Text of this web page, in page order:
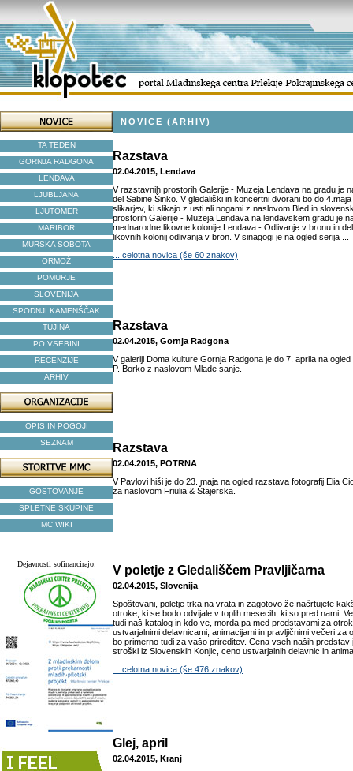
TA TEDEN
GORNJA RADGONA
LENDAVA
LJUBLJANA
LJUTOMER
MARIBOR
MURSKA SOBOTA
ORMOŽ
POMURJE
SLOVENIJA
SPODNJI KAMENŠČAK
TUJINA
PO VSEBINI
RECENZIJE
ARHIV
OPIS IN POGOJI
SEZNAM
GOSTOVANJE
SPLETNE SKUPINE
MC WIKI
Dejavnosti sofinancirajo:
NOVICE (ARHIV)
Razstava
02.04.2015, Lendava
V razstavnih prostorih Galerije - Muzeja Lendava na gradu je
del Sabine Šinko. V gledališki in koncertni dvorani bo do
slikarjev, ki slikajo z usti ali nogami z naslovom Bled in
prostorih Galerije - Muzeja Lendava na lendavskem gradu je
mednarodne likovne kolonije Lendava - Odlivanje v bronu in
likovnih kolonij odlivanja v bron. V sinagogi je na ogled serija ...
... celotna novica (še 60 znakov)
Razstava
02.04.2015, Gornja Radgona
V galeriji Doma kulture Gornja Radgona je do 7. aprila na
P. Borko z naslovom Mlade sanje.
Razstava
02.04.2015, POTRNA
V Pavlovi hiši je do 23. maja na ogled razstava fotografij Elia
za naslovom Friulia & Štajerska.
V poletje z Gledališčem Pravljičarna
02.04.2015, Slovenija
Spoštovani, poletje trka na vrata in zagotovo že načrtujete
otroke, ki se bodo odvijale v toplih mesecih, ki so pred nami.
tudi naš katalog in kdo ve, morda pa med predstavami za
ustvarjalnimi delavnicami, animacijami in pravljičnimi večeri za
bo primerno tudi za vašo prireditev. Cena vseh naših predstav
stroški iz Slovenskih Konjic, ceno ustvarjalnih delavnic in
... celotna novica (še 476 znakov)
Glej, april
02.04.2015, Kranj